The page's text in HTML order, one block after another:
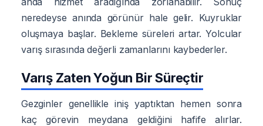
neredeyse anında görünür hale gelir. Kuyruklar
oluşmaya başlar. Bekleme süreleri artar. Yolcular
varış sırasında değerli zamanlarını kaybederler.
Varış Zaten Yoğun Bir Süreçtir
Gezginler genellikle iniş yaptıktan hemen sonra
kaç görevin meydana geldiğini hafife alırlar.